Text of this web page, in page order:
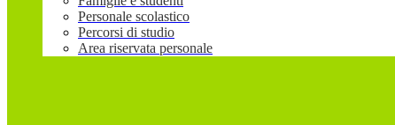
Personale scolastico
Percorsi di studio
Area riservata personale